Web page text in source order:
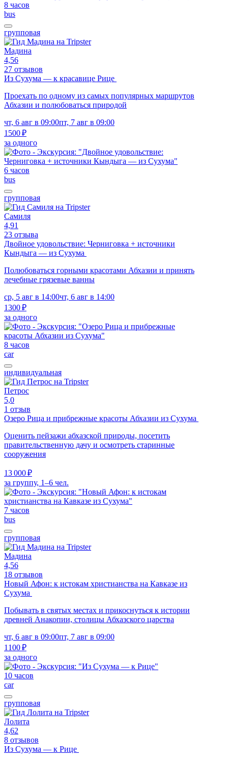
8 часов
bus
групповая
Мадина
4,56
27 отзывов
Из Сухума — к красавице Рице
Проехать по одному из самых популярных маршрутов
Абхазии и полюбоваться природой
чт, 6 авг в 09:00пт, 7 авг в 09:00
1500 ₽
за одного
6 часов
bus
групповая
Самиля
4,91
23 отзыва
Двойное удовольствие: Черниговка + источники
Кындыга — из Сухума
Полюбоваться горными красотами Абхазии и принять
лечебные грязевые ванны
ср, 5 авг в 14:00чт, 6 авг в 14:00
1300 ₽
за одного
8 часов
car
индивидуальная
Петрос
5,0
1 отзыв
Озеро Рица и прибрежные красоты Абхазии из Сухума
Оценить пейзажи абхазской природы, посетить
правительственную дачу и осмотреть старинные
сооружения
13 000 ₽
за группу, 1–6 чел.
7 часов
bus
групповая
Мадина
4,56
18 отзывов
Новый Афон: к истокам христианства на Кавказе из
Сухума
Побывать в святых местах и прикоснуться к истории
древней Анакопии, столицы Абхазского царства
чт, 6 авг в 09:00пт, 7 авг в 09:00
1100 ₽
за одного
10 часов
car
групповая
Лолита
4,62
8 отзывов
Из Сухума — к Рице